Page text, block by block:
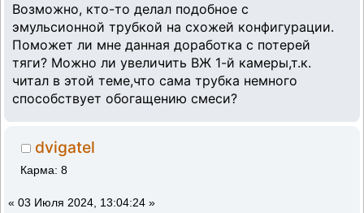
Возможно, кто-то делал подобное с
эмульсионной трубкой на схожей конфигурации.
Поможет ли мне данная доработка с потерей
тяги? Можно ли увеличить ВЖ 1-й камеры,т.к.
читал в этой теме,что сама трубка немного
способствует обогащению смеси?
dvigatel
Карма: 8
« 03 Июля 2024, 13:04:24 »